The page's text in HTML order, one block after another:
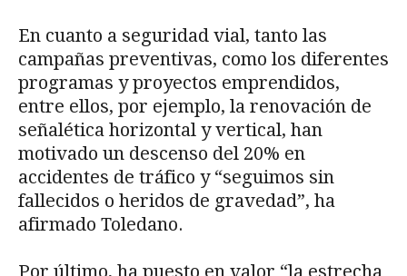
En cuanto a seguridad vial, tanto las
campañas preventivas, como los diferentes
programas y proyectos emprendidos,
entre ellos, por ejemplo, la renovación de
señalética horizontal y vertical, han
motivado un descenso del 20% en
accidentes de tráfico y “seguimos sin
fallecidos o heridos de gravedad”, ha
afirmado Toledano.
Por último, ha puesto en valor “la estrecha